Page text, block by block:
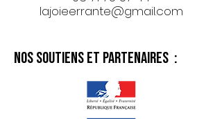
lajoieerrante@gmail.com
Nos soutiens et partenaires :